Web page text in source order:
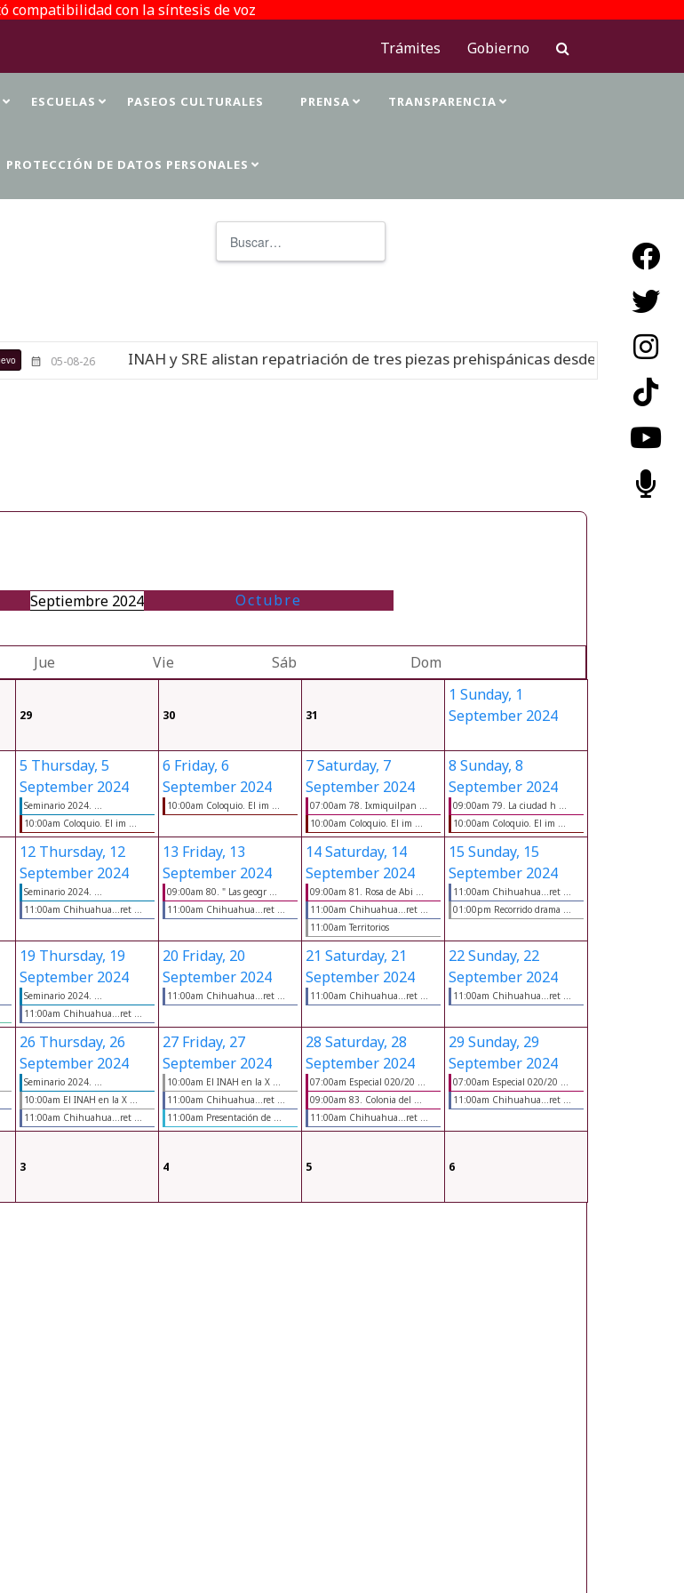
compatibilidad con la síntesis de voz
Trámites
Gobierno
ESCUELAS PASEOS CULTURALES PRENSA TRANSPARENCIA
PROTECCIÓN DE DATOS PERSONALES
08-26 INAH y SRE alistan repatriación de tres piezas prehispánicas desde Estados Unidos
Septiembre 2024 Octubre
Jue Vie Sáb Dom
29 30 31
1 Sunday, 1
September 2024
5 Thursday, 5
September 2024
Seminario 2024. ...
10:00am Coloquio. El im ...
6 Friday, 6
September 2024
10:00am Coloquio. El im ...
7Saturday, 7
September 2024
07:00am 78. Ixmiquilpan ...
10:00am Coloquio. El im ...
8 Sunday, 8
September 2024
09:00am 79. La ciudad h ...
10:00am Coloquio. El im ...
12 Thursday, 12
September 2024
Seminario 2024. ...
11:00am Chihuahua...ret ...
13 Friday, 13
September 2024
09:00am 80. " Las geogr ...
11:00am Chihuahua...ret ...
14Saturday, 14
September 2024
09:00am 81. Rosa de Abi ...
11:00am Chihuahua...ret ...
11:00am Territorios
15 Sunday, 15
September 2024
11:00am Chihuahua...ret ...
01:00pm Recorrido drama ...
19 Thursday, 19
September 2024
Seminario 2024. ...
11:00am Chihuahua...ret ...
20 Friday, 20
September 2024
11:00am Chihuahua...ret ...
21 Saturday, 21
September 2024
11:00am Chihuahua...ret ...
22Sunday, 22
September 2024
11:00am Chihuahua...ret ...
26 Thursday, 26
September 2024
Seminario 2024. ...
10:00am El INAH en la X ...
11:00am Chihuahua...ret ...
27 Friday, 27
September 2024
10:00am El INAH en la X ...
11:00am Chihuahua...ret ...
11:00am Presentación de ...
28 Saturday, 28
September 2024
07:00am Especial 020/20 ...
09:00am 83. Colonia del ...
11:00am Chihuahua...ret ...
29 Sunday, 29
September 2024
07:00am Especial 020/20 ...
11:00am Chihuahua...ret ...
3 4 5 6